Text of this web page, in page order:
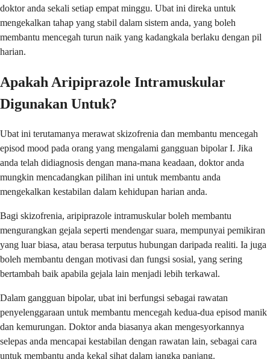
doktor anda sekali setiap empat minggu. Ubat ini direka untuk
mengekalkan tahap yang stabil dalam sistem anda, yang boleh
membantu mencegah turun naik yang kadangkala berlaku dengan pil
harian.
Apakah Aripiprazole Intramuskular
Digunakan Untuk?
Ubat ini terutamanya merawat skizofrenia dan membantu mencegah
episod mood pada orang yang mengalami gangguan bipolar I. Jika
anda telah didiagnosis dengan mana-mana keadaan, doktor anda
mungkin mencadangkan pilihan ini untuk membantu anda
mengekalkan kestabilan dalam kehidupan harian anda.
Bagi skizofrenia, aripiprazole intramuskular boleh membantu
mengurangkan gejala seperti mendengar suara, mempunyai pemikiran
yang luar biasa, atau berasa terputus hubungan daripada realiti. Ia juga
boleh membantu dengan motivasi dan fungsi sosial, yang sering
bertambah baik apabila gejala lain menjadi lebih terkawal.
Dalam gangguan bipolar, ubat ini berfungsi sebagai rawatan
penyelenggaraan untuk membantu mencegah kedua-dua episod manik
dan kemurungan. Doktor anda biasanya akan mengesyorkannya
selepas anda mencapai kestabilan dengan rawatan lain, sebagai cara
untuk membantu anda kekal sihat dalam jangka panjang.